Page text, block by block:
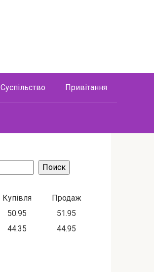
Суспільство Привітання
Поиск
Купівля
Продаж
50.95
51.95
44.35 44.95